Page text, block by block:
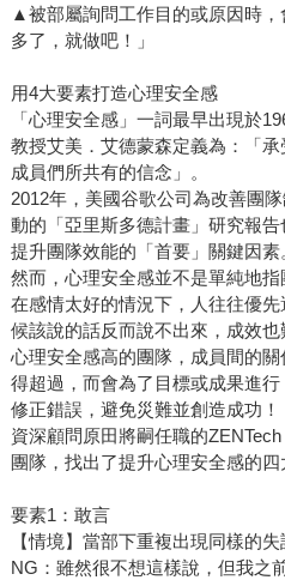
▲被部屬詢問工作目的或原因時
多了，就做吧！」
用4大要素打造心理安全感
「心理安全感」一詞最早出現於
教授艾美．艾德蒙森定義為：「承
成員們所共有的信念」。
2012年，美國谷歌公司為改善團
動的「亞里斯多德計畫」研究報
提升團隊效能的「首要」關鍵因素
然而，心理安全感並不是單純地指
在感情太好的情況下，人往往優
候該說的話反而說不出來，成效也
心理安全感高的團隊，成員間的
得超過，而會為了目標或成果進
修正錯誤，避免災難並創造成功！
資深顧問原田將嗣任職的
團隊，找出了提升心理安全感的四
要素1：敢言
【情境】當部下重複出現同樣的
NG：雖然很不想這樣說，但我之